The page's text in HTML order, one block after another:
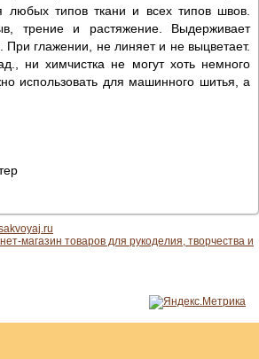
любых типов ткани и всех типов швов.
трение и растяжение. Выдерживает
При глажении, не линяет и не выцветает.
ни химчистка не могут хоть немного
использовать для машинного шитья, а
магазин товаров для рукоделия, творчества и